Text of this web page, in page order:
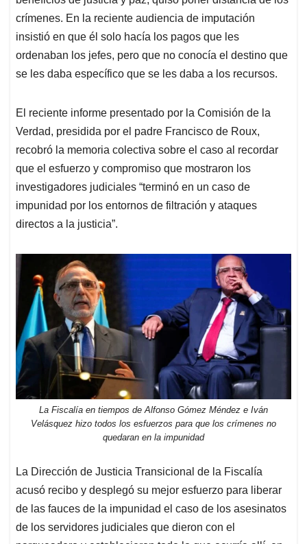
crímenes. En la reciente audiencia de imputación
insistió en que él solo hacía los pagos que les
ordenaban los jefes, pero que no conocía el destino que
se les daba específico que se les daba a los recursos.
El reciente informe presentado por la Comisión de la
Verdad, presidida por el padre Francisco de Roux,
recobró la memoria colectiva sobre el caso al recordar
que el esfuerzo y compromiso que mostraron los
investigadores judiciales “terminó en un caso de
impunidad por los entornos de filtración y ataques
directos a la justicia”.
La Fiscalía en tiempos de Alfonso Gómez Méndez e Iván
Velásquez hizo todos los esfuerzos para que los crímenes no
quedaran en la impunidad
La Dirección de Justicia Transicional de la Fiscalía
acusó recibo y desplegó su mejor esfuerzo para liberar
de las fauces de la impunidad el caso de los asesinatos
de los servidores judiciales que dieron con el